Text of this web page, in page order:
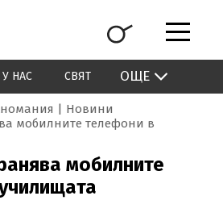
У НАС СВЯТ ОЩЕ
Новини
мобилните телефони в
мобилните